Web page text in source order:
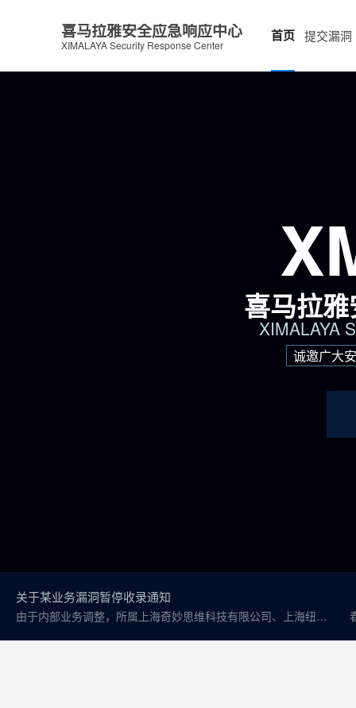
喜马拉雅安全应急响应中心
XIMALAYA Security Response Center
首页 提交漏洞
喜马拉
XIMALAYA
诚邀广大
关于某业务漏洞暂停收录通知
由于内部业务调整，所属上海奇妙思维科技有限公司、上海纽泰仑教育科技有限公司旗下的相关业务的漏...